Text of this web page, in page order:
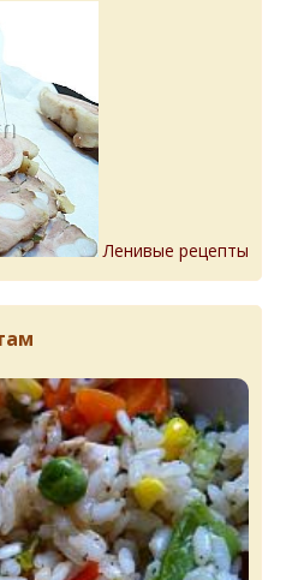
Ленивые рецепты